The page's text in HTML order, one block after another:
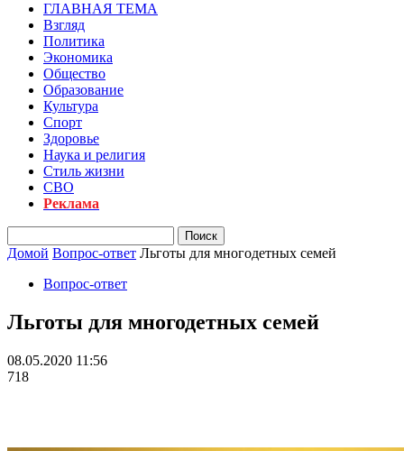
ГЛАВНАЯ ТЕМА
Взгляд
Политика
Экономика
Общество
Образование
Культура
Спорт
Здоровье
Наука и религия
Стиль жизни
СВО
Реклама
Домой Вопрос-ответ Льготы для многодетных семей
Вопрос-ответ
Льготы для многодетных семей
08.05.2020 11:56
718